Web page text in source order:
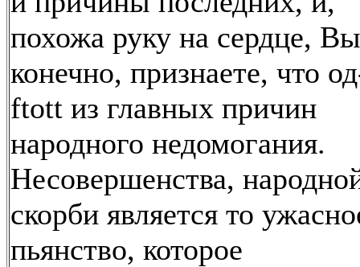
похожа руку на сердце,
конечно, признаете, что
ftott из главных причин
народного недомогания.
Несовершенства,
скорби является то
пьянство, которое